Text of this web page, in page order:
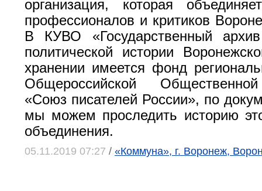
организация, которая
профессионалов и критиков
В КУВО «Государственный
политической истории
хранении имеется фонд
Общероссийской
«Союз писателей России», по
мы можем проследить историю
объединения.
05.11.2019 07:27 / «Коммуна», г. Воронеж,